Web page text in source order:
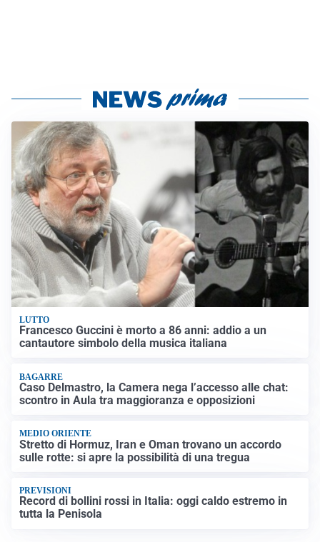
LUTTO
Francesco Guccini è morto a 86 anni: addio a un
cantautore simbolo della musica italiana
BAGARRE
Caso Delmastro, la Camera nega l’accesso alle chat:
scontro in Aula tra maggioranza e opposizioni
MEDIO ORIENTE
Stretto di Hormuz, Iran e Oman trovano un accordo
sulle rotte: si apre la possibilità di una tregua
PREVISIONI
Record di bollini rossi in Italia: oggi caldo estremo in
tutta la Penisola